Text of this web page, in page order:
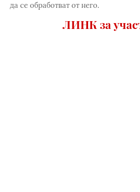
да се обработват от него.
ЛИНК за